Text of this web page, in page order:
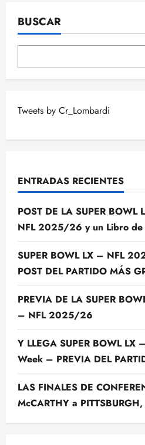
BUSCAR
Tweets by Cr_Lombardi
ENTRADAS RECIENTES
POST DE LA SUPER BOWL
NFL 2025/26 y un Libro de
SUPER BOWL LX – NFL
POST DEL PARTIDO MÁS
PREVIA DE LA SUPER
– NFL 2025/26
Y LLEGA SUPER BOWL
Week – PREVIA DEL
LAS FINALES DE
McCARTHY a